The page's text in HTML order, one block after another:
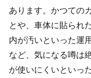
あります。かつての
とや、車体に貼られ
内が汚いといった運
など、気になる噂は
が使いにくいといっ